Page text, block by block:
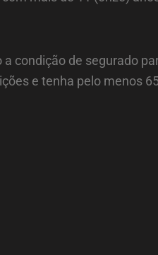
condição de segurado
e tenha pelo menos